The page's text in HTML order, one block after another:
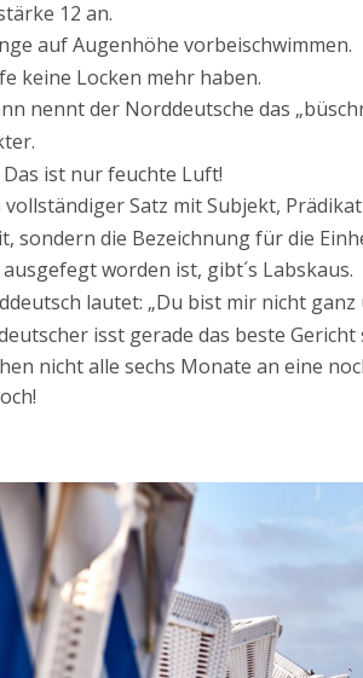
12 an.
auf Augenhöhe vorbeischwimmen.
keine Locken mehr haben.
nennt der Norddeutsche das
ist nur feuchte Luft!
vollständiger Satz mit Subjekt,
sondern die Bezeichnung für die
worden ist, gibt´s Labskaus.
lautet: „Du bist mir nicht ganz
isst gerade das beste Gericht
nicht alle sechs Monate an eine